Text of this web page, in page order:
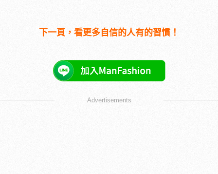
下一頁，看更多自信的人有的習慣！
Advertisements